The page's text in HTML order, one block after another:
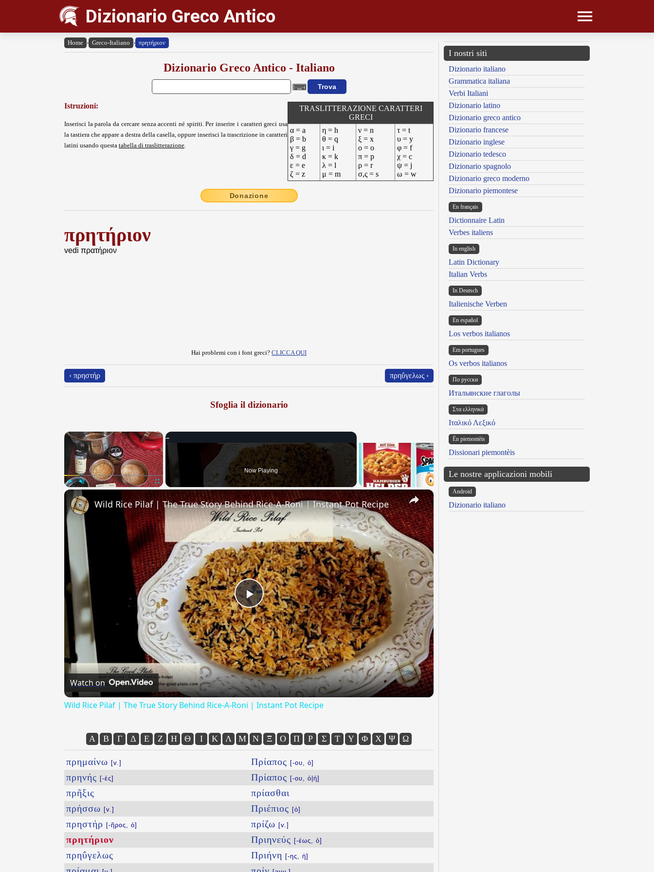
Dizionario Greco Antico
Home › Greco-Italiano › πρητήριον
Dizionario Greco Antico - Italiano
Istruzioni:
Inserisci la parola da cercare senza accenti né spiriti. Per inserire i caratteri greci usa
la tastiera che appare a destra della casella, oppure inserisci la trascrizione in caratteri
latini usando questa tabella di traslitterazione.
TRASLITTERAZIONE CARATTERI
GRECI
α = a
β = b
γ = g
δ = d
ε = e
ζ = z
η = h
θ = q
ι = i
κ = k
λ = l
μ = m
ν = n
ξ = x
ο = o
π = p
ρ = r
σ,ς = s
τ = t
υ = y
φ = f
χ = c
ψ = j
ω = w
Donazione
πρητήριον
vedi πρατήριον
Hai problemi con i font greci? CLICCA QUI
‹ πρηστήρ πρηΰγελως ›
Sfoglia il dizionario
×
Unmute Fullscreen
Now Playing
×
Play
Video
Wild Rice Pilaf | The True Story Behind Rice-A-Roni | Instant Pot Recipe
Watch on
Wild Rice Pilaf | The True Story Behind Rice-A-Roni | Instant Pot Recipe
Α Β Γ Δ Ε Ζ Η Θ Ι Κ Λ Μ Ν Ξ Ο Π Ρ Σ Τ Υ Φ Χ Ψ Ω
πρημαίνω [v.]
πρηνής [-ές]
πρῆξις
πρήσσω [v.]
πρηστήρ [-ῆρος, ὁ]
πρητήριον
πρηΰγελως
Πρίαπος [-ου, ὁ]
Πρίαπος [-ου, ὁ|ἡ]
πρίασθαι
Πριέπιος [ὁ]
πρίζω [v.]
Πριηνεύς [-έως, ὁ]
Πριήνη [-ης, ἡ]
I nostri siti
Dizionario italiano
Grammatica italiana
Verbi Italiani
Dizionario latino
Dizionario greco antico
Dizionario francese
Dizionario inglese
Dizionario tedesco
Dizionario spagnolo
Dizionario greco moderno
Dizionario piemontese
En français
Dictionnaire Latin
Verbes italiens
In english
Latin Dictionary
Italian Verbs
In Deutsch
Italienische Verben
En español
Los verbos italianos
Em portugues
Os verbos italianos
По русски
Итальянские глаголы
Στα ελληνικά
Ιταλικό Λεξικό
Ën piemontèis
Dissionari piemontèis
Le nostre applicazioni mobili
Android
Dizionario italiano